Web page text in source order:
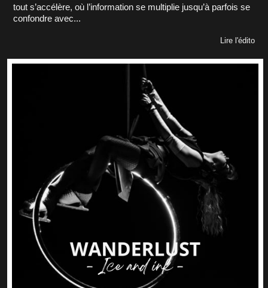
tout s’accélère, où l’information se multiplie jusqu’à parfois se
confondre avec...
Lire l'édito